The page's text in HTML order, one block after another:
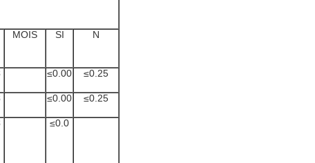
MOIS SI N
≤0.00 ≤0.25
≤0.00 ≤0.25
≤0.0